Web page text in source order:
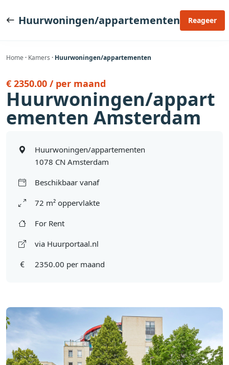
naar Huurwoningen/appartementen Reageer
Home · Kamers · Huurwoningen/appartementen
€ 2350.00 / per maand
Huurwoningen/appart
ementen Amsterdam
Huurwoningen/appartementen
1078 CN Amsterdam
Beschikbaar vanaf
72 m² oppervlakte
For Rent
via Huurportaal.nl
2350.00 per maand